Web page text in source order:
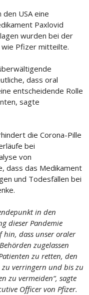
USA eine
Paxlovid
wurden bei der
Pfizer mitteilte.
dass oral
entscheidende Rolle
sagte
die Corona-Pille
bei
von
dass das Medikament
und Todesfällen bei
in den
dieser Pandemie
hin, dass unser oraler
zugelassen
zu retten, den
zu verringern und bis zu
zu vermeiden“, sagte
Officer von Pfizer.